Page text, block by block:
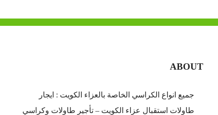
ABOUT
جميع انواع الكراسي الخاصة بالعزاء الكويت : ايجار
طاولات استقبال عزاء الكويت – تأجير طاولات وكراسي